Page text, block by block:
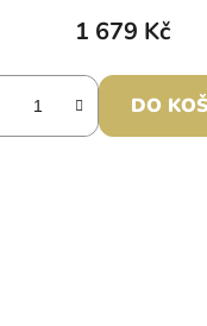
1 679 Kč
DO